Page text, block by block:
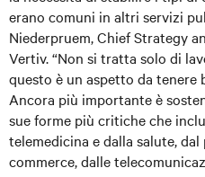
erano comuni in altri servizi
Niederpruem, Chief Strategy
Vertiv. “Non si tratta solo di
questo è un aspetto da tenere
Ancora più importante è
sue forme più critiche che
telemedicina e dalla salute,
commerce, dalle